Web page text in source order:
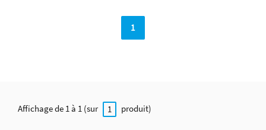
1
Affichage de 1 à 1 (sur 1 produit)